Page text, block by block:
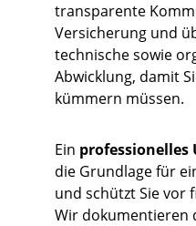
transparente
Versicherung und
technische sowie
Abwicklung, damit
kümmern müssen.
Ein
die Grundlage für
und schützt Sie vor
Wir dokumentieren